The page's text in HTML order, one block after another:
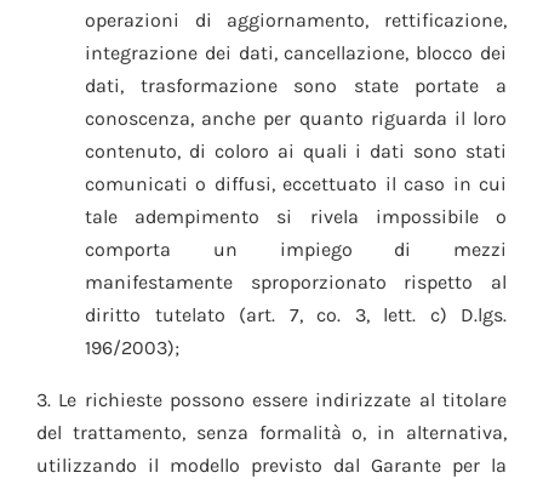
operazioni di aggiornamento, rettificazione,
integrazione dei dati, cancellazione, blocco dei
dati, trasformazione sono state portate a
conoscenza, anche per quanto riguarda il loro
contenuto, di coloro ai quali i dati sono stati
comunicati o diffusi, eccettuato il caso in cui
tale adempimento si rivela impossibile o
comporta un impiego di mezzi
manifestamente sproporzionato rispetto al
diritto tutelato (art. 7, co. 3, lett. c) D.lgs.
196/2003);
3. Le richieste possono essere indirizzate al titolare
del trattamento, senza formalità o, in alternativa,
utilizzando il modello previsto dal Garante per la